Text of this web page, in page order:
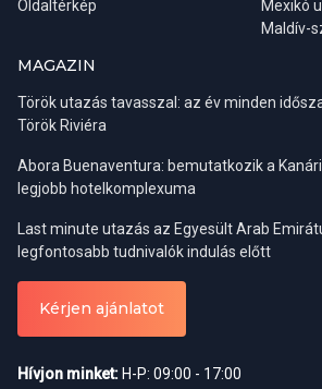
Oldaltérkép
Mexikó
Maldív-
MAGAZIN
Török utazás tavasszal: az év minden
Török Riviéra
Abora Buenaventura: bemutatkozik a
legjobb hotelkomplexuma
Last minute utazás az Egyesült Arab
legfontosabb tudnivalók indulás előtt
Kérjen ajánlatot
Hívjon minket: H-P: 09:00 - 17:00